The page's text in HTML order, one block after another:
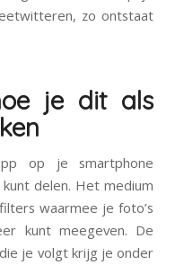
zo ontstaat
je dit als
op je smartphone
delen. Het medium
waarmee je foto’s
kunt meegeven. De
je volgt krijg je onder